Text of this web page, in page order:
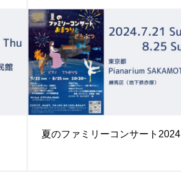
夏のファミリーコンサート2024